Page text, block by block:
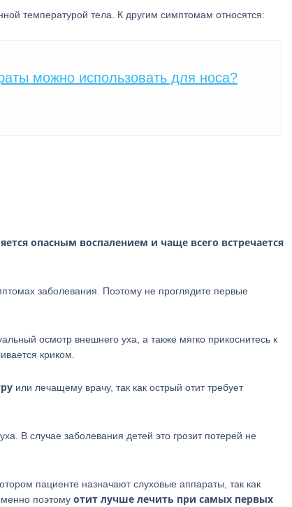
температурой тела. К другим симптомам относятся:
можно использовать для носа?
опасным воспалением и чаще всего встречается
заболевания. Поэтому не проглядите первые
осмотр внешнего уха, а также мягко прикоснитесь к
криком.
или лечащему врачу, так как острый отит требует
В случае заболевания детей это грозит потерей не
пациенте назначают слуховые аппараты, так как
поэтому отит лучше лечить при самых первых